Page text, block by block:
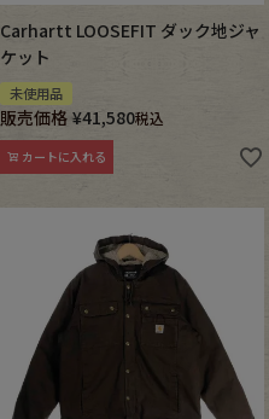
Carhartt LOOSEFIT ダック地ジャ
ケット
未使用品
販売価格 ¥41,580税込
カートに入れる